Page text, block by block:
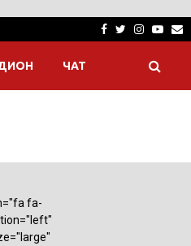
Facebook
Twitter
ЧАТ
fa-